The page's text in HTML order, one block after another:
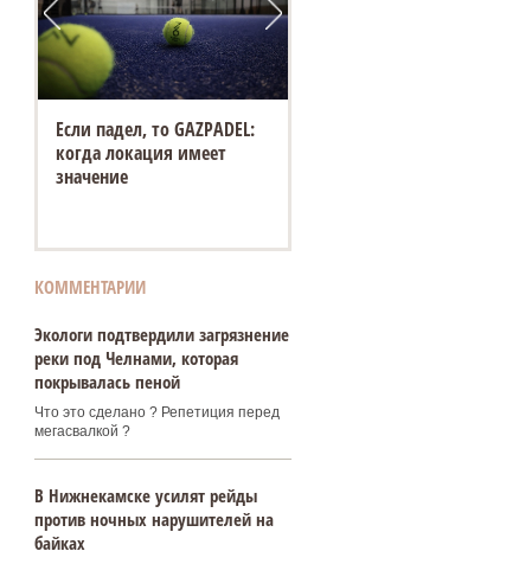
Если падел, то GAZPADEL:
когда локация имеет
значение
КОММЕНТАРИИ
Экологи подтвердили загрязнение
реки под Челнами, которая
покрывалась пеной
Что это сделано ? Репетиция перед
мегасвалкой ?
В Нижнекамске усилят рейды
против ночных нарушителей на
байках